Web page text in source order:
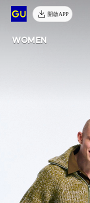
開啟APP
WOMEN